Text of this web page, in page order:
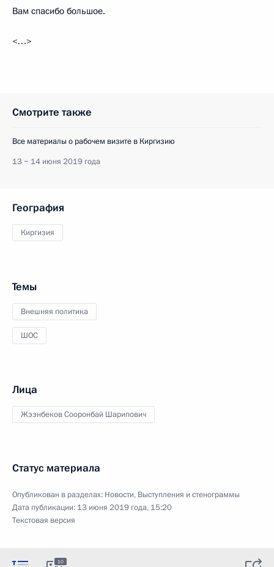
Вам спасибо большое.
<…>
Смотрите также
Все материалы о рабочем визите в Киргизию
13 − 14 июня 2019 года
География
Киргизия
Темы
Внешняя политика
ШОС
Лица
Жээнбеков Сооронбай Шарипович
Статус материала
Опубликован в разделах: Новости, Выступления и стенограммы
Дата публикации: 13 июня 2019 года, 15:20
Текстовая версия
10